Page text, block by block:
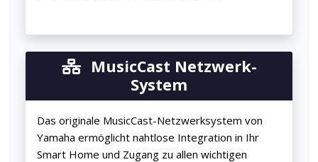
MusicCast Netzwerk-
System
Das originale MusicCast-Netzwerksystem von
Yamaha ermöglicht nahtlose Integration in Ihr
Smart Home und Zugang zu allen wichtigen